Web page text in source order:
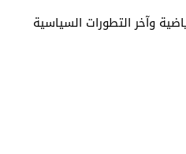
وآخر التطورات السياسية